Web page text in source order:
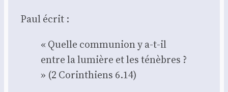
Paul écrit :
« Quelle com­mu­nion y a‑t-il
entre la lumière et les ténèbres ?
» (2 Corin­thiens 6.14)